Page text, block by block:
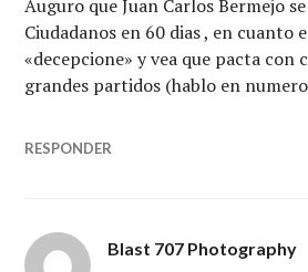
Auguro que Juan Carlos Bermejo
Ciudadanos en 60 dias , en cuanto
«decepcione» y vea que pacta con
grandes partidos (hablo en
RESPONDER
Blast 707 Photography